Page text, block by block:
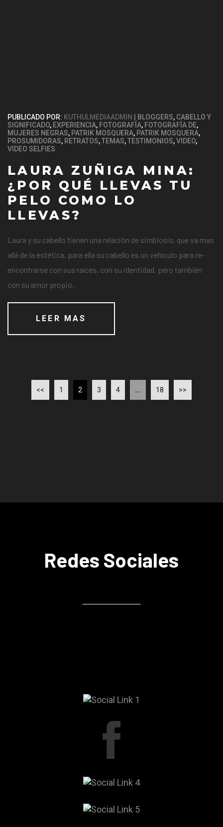
PUBLICADO POR: KUTHULMEDIAADMIN BLOGGERS, CABELLO Y
SIGNIFICADO, EXPERIENCIA, FOTOGRAFÍA, FOTOGRAFÍA DE,
MUJERES NEGRAS, PATRIK MOSQUERA, PATRIK MOSQUERA,
PROSUMIDORAS, RETRATOS,TEMAS,TESTIMONIOS,VIDEO,
VIDEO SELFIES
LAURA ZUÑIGA MINA:
¿POR QUÉ LLEVAS TU
PELO COMO LO
LLEVAS?
Laura y su cabello tienen una relación de simbiosis, que va mas
allá de la estética, para ella su cabello es un vehículo para re-
encontrarse con sus raíces, con su identidad, pero también
con su amor propio.
LEER MAS
<< 1 2 3 4 ... 18 >>
Redes Sociales